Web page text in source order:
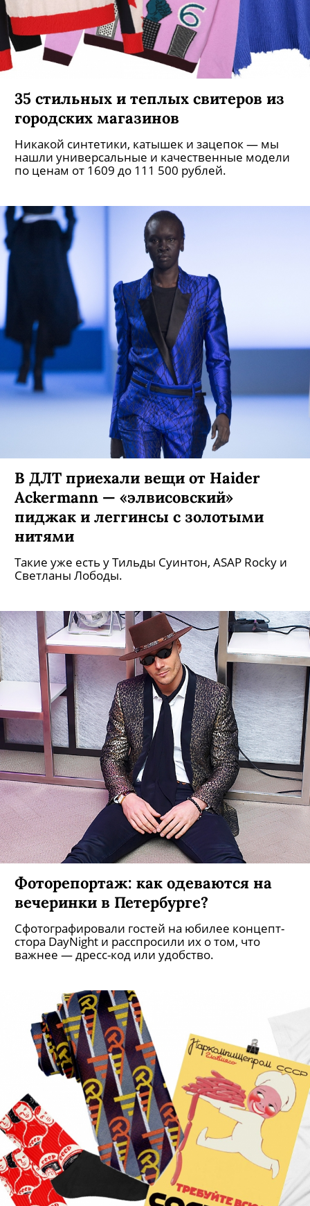
35 стильных и теплых свитеров из
городских магазинов
Никакой синтетики, катышек и зацепок — мы
нашли универсальные и качественные модели
по ценам от 1609 до 111 500 рублей.
В ДЛТ приехали вещи от Haider
Ackermann — «элвисовский»
пиджак и леггинсы с золотыми
нитями
Такие уже есть у Тильды Суинтон, ASAP Rocky и
Светланы Лободы.
Фоторепортаж: как одеваются на
вечеринки в Петербурге?
Сфотографировали гостей на юбилее концепт-
стора DayNight и расспросили их о том, что
важнее — дресс-код или удобство.